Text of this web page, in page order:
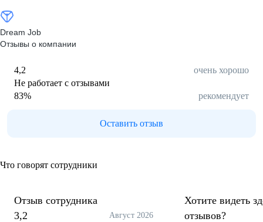
Dream Job
Отзывы о компании
4,2
очень хорошо
Не работает с отзывами
83% рекомендует
Оставить отзыв
Что говорят сотрудники
Отзыв сотрудника
3,2
Август 2026
Хотите видеть
отзывов?